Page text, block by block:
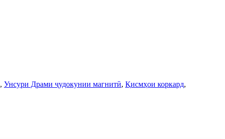
, Унсури Драми ҷудокунии магнитӣ, Қисмҳои коркард,